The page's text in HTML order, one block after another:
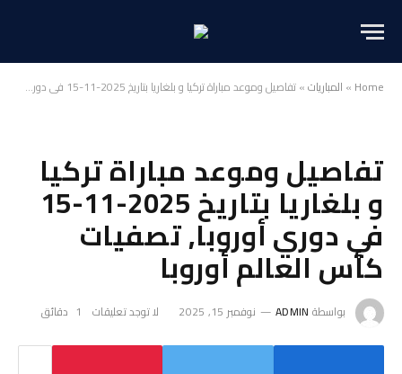
Home
» المباريات»تفاصيل وموعد مباراة تركيا و بلغاريا بتاريخ 2025-11-15 في دوري أوروبا, تصفيات كأس العالم أوروبا
تفاصيل وموعد مباراة تركيا
و بلغاريا بتاريخ 2025-11-15
في دوري أوروبا, تصفيات
كأس العالم أوروبا
بواسطة ADMIN نوفمبر 15, 2025 لا توجد تعليقات 1 دقائق